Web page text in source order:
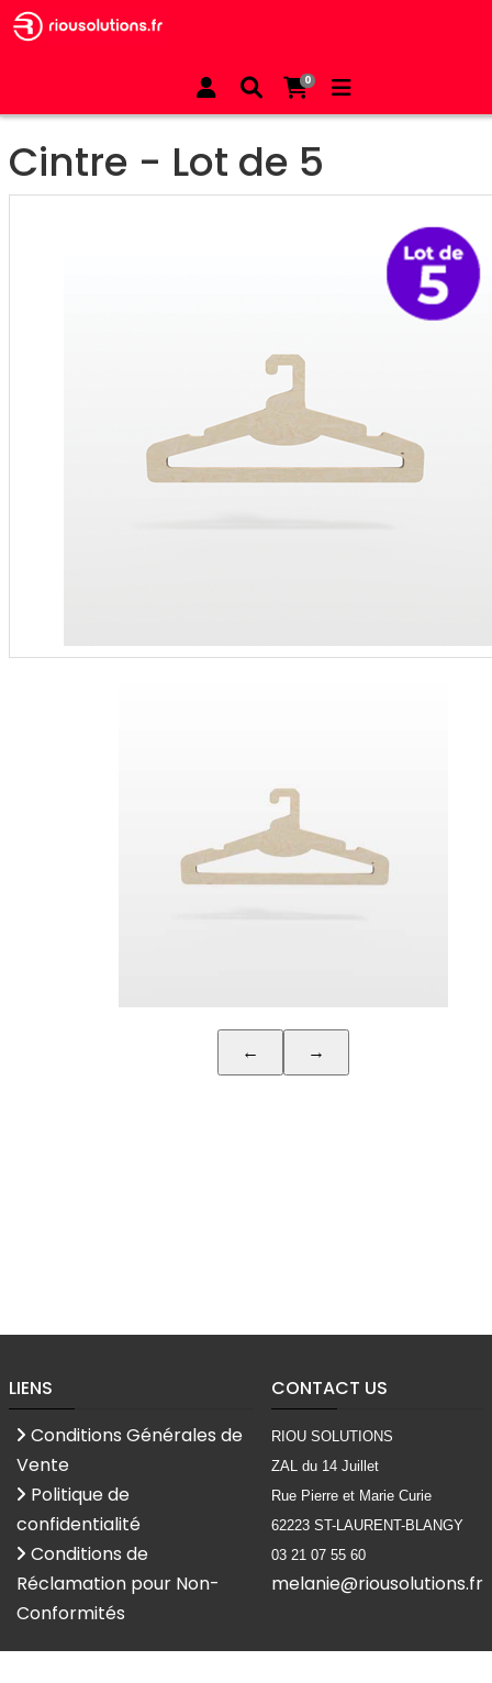
0
Posezmerch Cintre - Lot de 5
Cintre - Lot de 5
LIENS
Conditions Générales de
Vente
Politique de
confidentialité
Conditions de
Réclamation pour Non-
Conformités
CONTACT US
RIOU SOLUTIONS
ZAL du 14 Juillet
Rue Pierre et Marie Curie
62223 ST-LAURENT-BLANGY
03 21 07 55 60
melanie@riousolutions.fr